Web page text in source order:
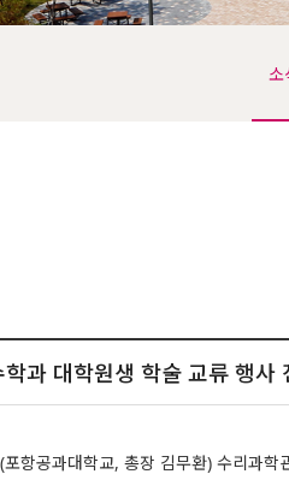
소
과 대학원생 학술 교류 행사
포항공과대학교, 총장 김무환) 수리